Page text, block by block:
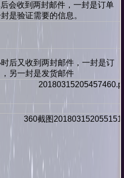
会收到两封邮件，一封是订单
是验证需要的信息。
后又收到两封邮件，一封是订
另一封是发货邮件